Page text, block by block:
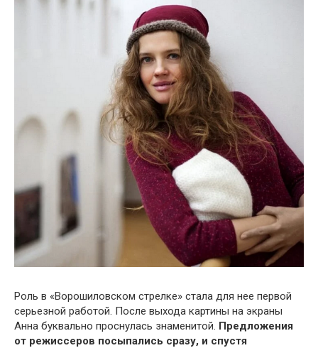
Роль в «Ворошиловском стрелке» стала для нее первой
серьезной работой. После выхода картины на экраны
Анна буквально проснулась знаменитой. Предложения
от режиссеров посыпались сразу, и спустя